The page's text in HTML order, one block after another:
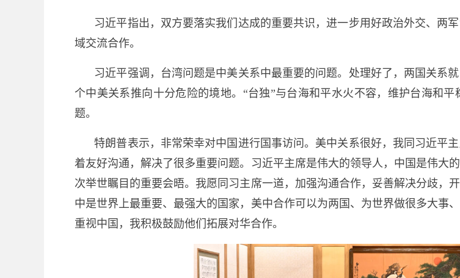
习近平指出，双方要落实我们达成的重要共识，进一步用好政治外交、两
域交流合作。
习近平强调，台湾问题是中美关系中最重要的问题。处理好了，两国关系
个中美关系推向十分危险的境地。“台独”与台海和平水火不容，维护台海和
题。
特朗普表示，非常荣幸对中国进行国事访问。美中关系很好，我同习近平
着友好沟通，解决了很多重要问题。习近平主席是伟大的领导人，中国是伟大
次举世瞩目的重要会晤。我愿同习主席一道，加强沟通合作，妥善解决分歧，
中是世界上最重要、最强大的国家，美中合作可以为两国、为世界做很多大事
重视中国，我积极鼓励他们拓展对华合作。